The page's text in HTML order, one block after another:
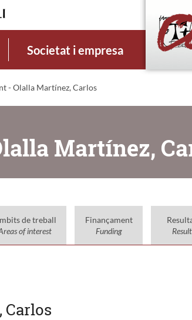
Societat i empresa
- Olalla Martínez, Carlos
Martínez,
de treball
of interest
Finançament
Funding
Carlos